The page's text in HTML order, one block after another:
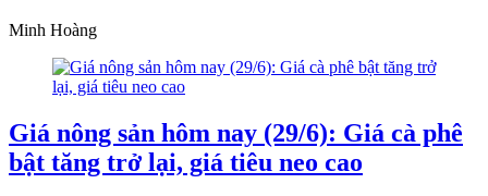
Minh Hoàng
Giá nông sản hôm nay (29/6): Giá cà phê
bật tăng trở lại, giá tiêu neo cao